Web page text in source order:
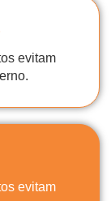
evitam
evitam